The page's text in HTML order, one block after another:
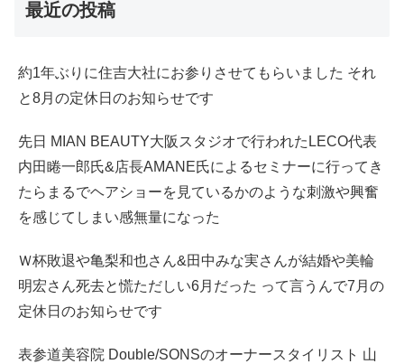
最近の投稿
約1年ぶりに住吉大社にお参りさせてもらいました それ
と8月の定休日のお知らせです
先日 MIAN BEAUTY大阪スタジオで行われたLECO代表
内田睠一郎氏&店長AMANE氏によるセミナーに行ってき
たらまるでヘアショーを見ているかのような刺激や興奮
を感じてしまい感無量になった
Ｗ杯敗退や亀梨和也さん&田中みな実さんが結婚や美輪
明宏さん死去と慌ただしい6月だった って言うんで7月の
定休日のお知らせです
表参道美容院 Double/SONSのオーナースタイリスト 山